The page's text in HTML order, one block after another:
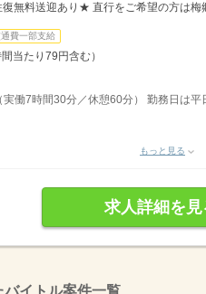
無料送迎あり★ 直行をご希望の方は梅
費一部支給
当たり79円含む）
働7時間30分／休憩60分） 勤務日は
もっと見る
求人詳細を見
イトル案件一覧